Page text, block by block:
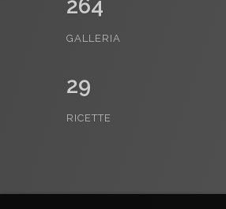
264
GALLERIA
29
RICETTE